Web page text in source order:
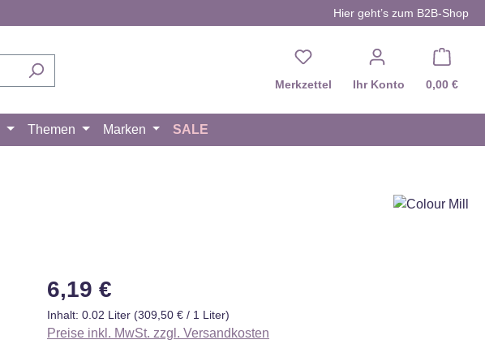
Hier geht’s zum B2B-Shop
Merkzettel Du hast 0 Produkte auf
Ihr Konto 0,00 €
Themen Marken SALE
Regulärer Preis:
6,19 €
Inhalt: 0.02 Liter (309,50 € / 1 Liter)
Preise inkl. MwSt. zzgl. Versandkosten